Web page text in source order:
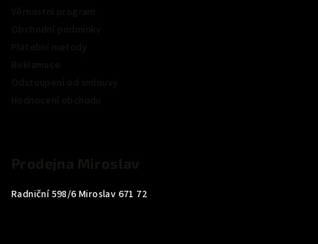
Radniční 598/6 Miroslav 671 72